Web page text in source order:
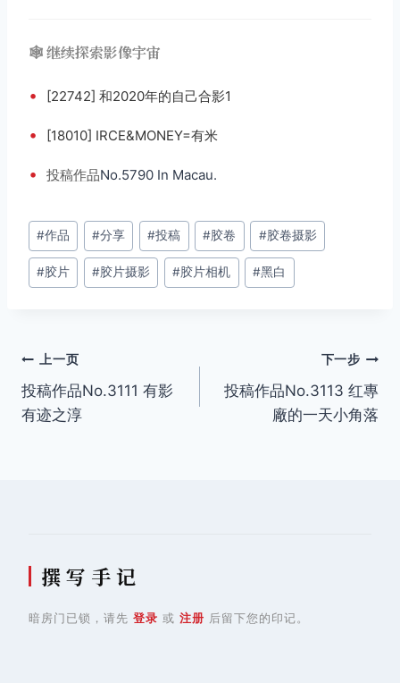
🕸️ 继续探索影像宇宙
• [22742] 和2020年的自己合影1
• [18010] IRCE&MONEY=有米
• 投稿作品No.5790 In Macau.
文
章
标
#作品 #分享 #投稿 #胶卷 #胶卷摄影
#胶片 #胶片摄影 #胶片相机 #黑白
文
章
上一页
投稿作品No.3111 有影
有迹之淳
下一步
投稿作品No.3113 红專
廠的一天小角落
撰 写 手 记
暗房门已锁，请先 登录 或 注册 后留下您的印记。